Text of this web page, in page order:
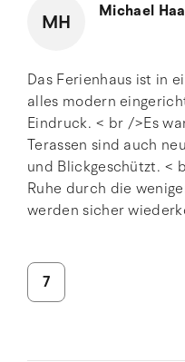
MH Michael
Das Ferienhaus ist in
alles modern
Eindruck. < br />Es
Terassen sind auch
und Blickgeschützt. <
Ruhe durch die
werden sicher
7